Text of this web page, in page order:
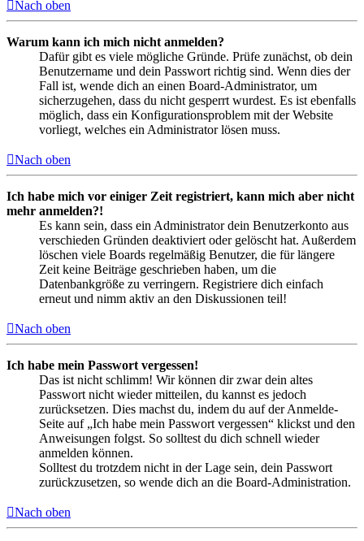
Nach oben
Warum kann ich mich nicht anmelden?
Dafür gibt es viele mögliche Gründe. Prüfe zunächst, ob dein
Benutzername und dein Passwort richtig sind. Wenn dies der
Fall ist, wende dich an einen Board-Administrator, um
sicherzugehen, dass du nicht gesperrt wurdest. Es ist ebenfalls
möglich, dass ein Konfigurationsproblem mit der Website
vorliegt, welches ein Administrator lösen muss.
Nach oben
Ich habe mich vor einiger Zeit registriert, kann mich aber nicht
mehr anmelden?!
Es kann sein, dass ein Administrator dein Benutzerkonto aus
verschieden Gründen deaktiviert oder gelöscht hat. Außerdem
löschen viele Boards regelmäßig Benutzer, die für längere
Zeit keine Beiträge geschrieben haben, um die
Datenbankgröße zu verringern. Registriere dich einfach
erneut und nimm aktiv an den Diskussionen teil!
Nach oben
Ich habe mein Passwort vergessen!
Das ist nicht schlimm! Wir können dir zwar dein altes
Passwort nicht wieder mitteilen, du kannst es jedoch
zurücksetzen. Dies machst du, indem du auf der Anmelde-
Seite auf „Ich habe mein Passwort vergessen“ klickst und den
Anweisungen folgst. So solltest du dich schnell wieder
anmelden können.
Solltest du trotzdem nicht in der Lage sein, dein Passwort
zurückzusetzen, so wende dich an die Board-Administration.
Nach oben